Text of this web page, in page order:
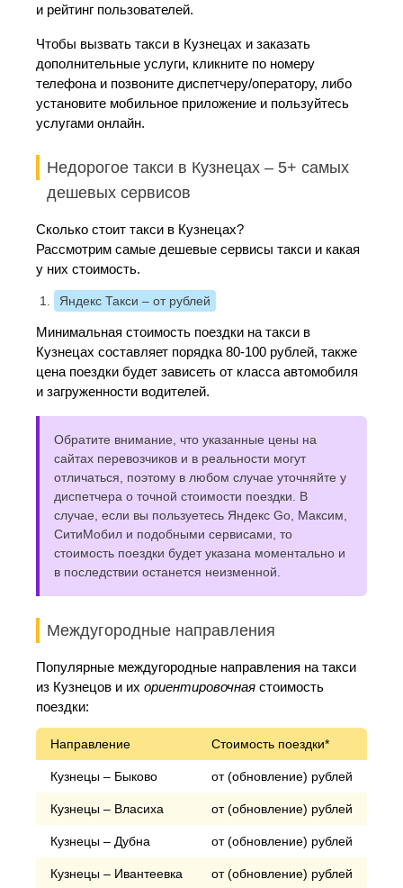
и рейтинг пользователей.
Чтобы вызвать такси в Кузнецах и заказать
дополнительные услуги, кликните по номеру
телефона и позвоните диспетчеру/оператору, либо
установите мобильное приложение и пользуйтесь
услугами онлайн.
Недорогое такси в Кузнецах – 5+ самых
дешевых сервисов
Сколько стоит такси в Кузнецах?
Рассмотрим самые дешевые сервисы такси и какая
у них стоимость.
Яндекс Такси – от рублей
Минимальная стоимость поездки на такси в
Кузнецах составляет порядка 80-100 рублей, также
цена поездки будет зависеть от класса автомобиля
и загруженности водителей.
Обратите внимание, что указанные цены на
сайтах перевозчиков и в реальности могут
отличаться, поэтому в любом случае уточняйте у
диспетчера о точной стоимости поездки. В
случае, если вы пользуетесь Яндекс Go, Максим,
СитиМобил и подобными сервисами, то
стоимость поездки будет указана моментально и
в последствии останется неизменной.
Междугородные направления
Популярные междугородные направления на такси
из Кузнецов и их ориентировочная стоимость
поездки:
Направление Стоимость поездки*
Кузнецы – Быково от (обновление) рублей
Кузнецы – Власиха от (обновление) рублей
Кузнецы – Дубна от (обновление) рублей
Кузнецы – Ивантеевка от (обновление) рублей